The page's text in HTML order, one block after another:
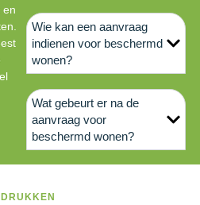
en
Wie kan een aanvraag
indienen voor beschermd
wonen?
Wat gebeurt er na de
aanvraag voor
beschermd wonen?